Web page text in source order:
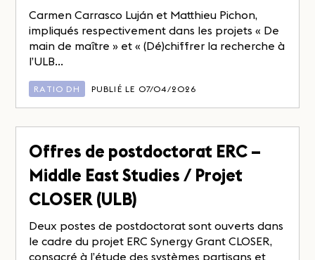
Carmen Carrasco Luján et Matthieu Pichon,
impliqués respectivement dans les projets « De
main de maître » et « (Dé)chiffrer la recherche à
l’ULB...
RATIO DH PUBLIÉ LE 07/04/2026
Offres de postdoctorat ERC –
Middle East Studies / Projet
CLOSER (ULB)
Deux postes de postdoctorat sont ouverts dans
le cadre du projet ERC Synergy Grant CLOSER,
consacré à l’étude des systèmes partisans et